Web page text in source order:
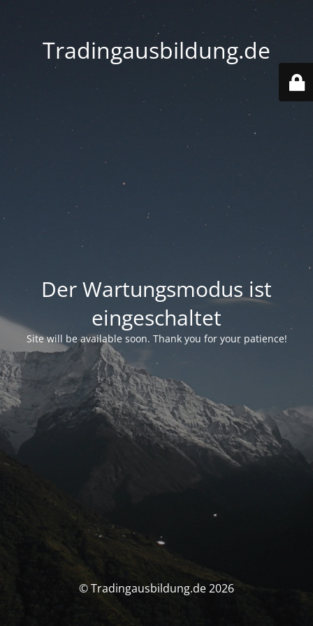
Tradingausbildung.de
Der Wartungsmodus ist
eingeschaltet
Site will be available soon. Thank you for your patience!
© Tradingausbildung.de 2026